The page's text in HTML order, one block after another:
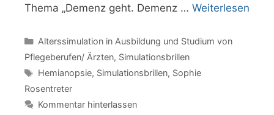
Thema „Demenz geht. Demenz … Weiterlesen
Kategorien
Alterssimulation in Ausbildung und Studium von
Pflegeberufen/ Ärzten, Simulationsbrillen
Schlagwörter
Hemianopsie, Simulationsbrillen, Sophie
Rosentreter
Kommentar hinterlassen